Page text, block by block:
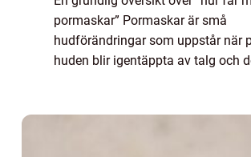
pormaskar” Pormaskar är små
hudförändringar som uppstår när
huden blir igentäppta av talg och